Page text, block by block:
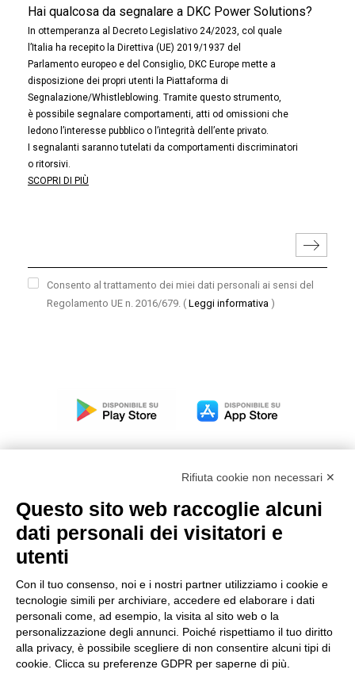
Hai qualcosa da segnalare a DKC Power Solutions?
In ottemperanza al Decreto Legislativo 24/2023, col quale
l’Italia ha recepito la Direttiva (UE) 2019/1937 del
Parlamento europeo e del Consiglio, DKC Europe mette a
disposizione dei propri utenti la Piattaforma di
Segnalazione/Whistleblowing. Tramite questo strumento,
è possibile segnalare comportamenti, atti od omissioni che
ledono l’interesse pubblico o l’integrità dell’ente privato.
I segnalanti saranno tutelati da comportamenti discriminatori
o ritorsivi.
SCOPRI DI PIÙ
Consento al trattamento dei miei dati personali ai sensi del
Regolamento UE n. 2016/679. ( Leggi informativa )
Modello organizzativo, gestione e controllo – D. lgs.
231/2001
Condizioni generali di vendita DKC Power Solutions
Condizioni generali di acquisto
Codice etico
Rifiuta cookie non necessari ✕
Questo sito web raccoglie alcuni
dati personali dei visitatori e
utenti
Con il tuo consenso, noi e i nostri partner utilizziamo i cookie e
tecnologie simili per archiviare, accedere ed elaborare i dati
personali come, ad esempio, la visita al sito web o la
personalizzazione degli annunci. Poiché rispettiamo il tuo diritto
alla privacy, è possibile scegliere di non consentire alcuni tipi di
cookie. Clicca su preferenze GDPR per saperne di più.